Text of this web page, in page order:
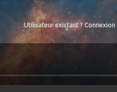
Utilisateur existant ? Connexion